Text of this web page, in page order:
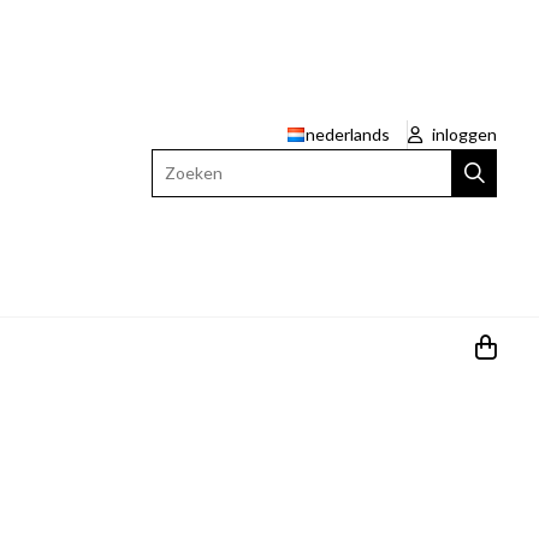
nederlands
inloggen